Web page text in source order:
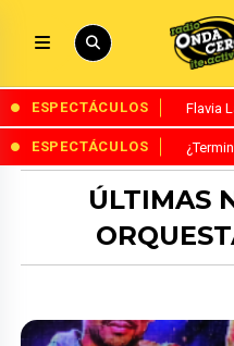
ESPECTÁCULOS Flavia
ESPECTÁCULOS
ÚLTIMAS